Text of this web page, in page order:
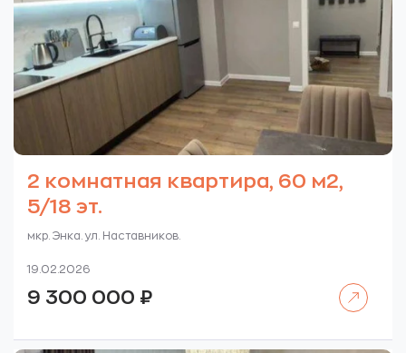
2 комнатная квартира, 60 м2,
5/18 эт.
мкр. Энка. ул. Наставников.
19.02.2026
9 300 000 ₽